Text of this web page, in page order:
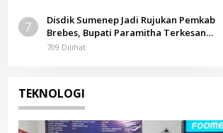
7
Disdik Sumenep Jadi Rujukan Pemkab
Brebes, Bupati Paramitha Terkesan
Pendidikan Berbasis Budaya
709 Dilihat
TEKNOLOGI